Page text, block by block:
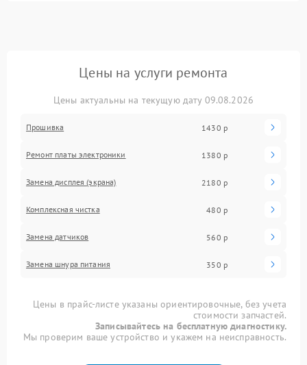
Цены на услуги ремонта
Цены актуальны на текущую дату 09.08.2026
Прошивка 1430 р
Ремонт платы электроники 1380 р
Замена дисплея (экрана) 2180 р
Комплексная чистка 480 р
Замена датчиков 560 р
Замена шнура питания 350 р
Цены в прайс-листе указаны ориентировочные, без учета
стоимости запчастей.
Записывайтесь на бесплатную диагностику.
Мы проверим ваше устройство и укажем на неисправность.